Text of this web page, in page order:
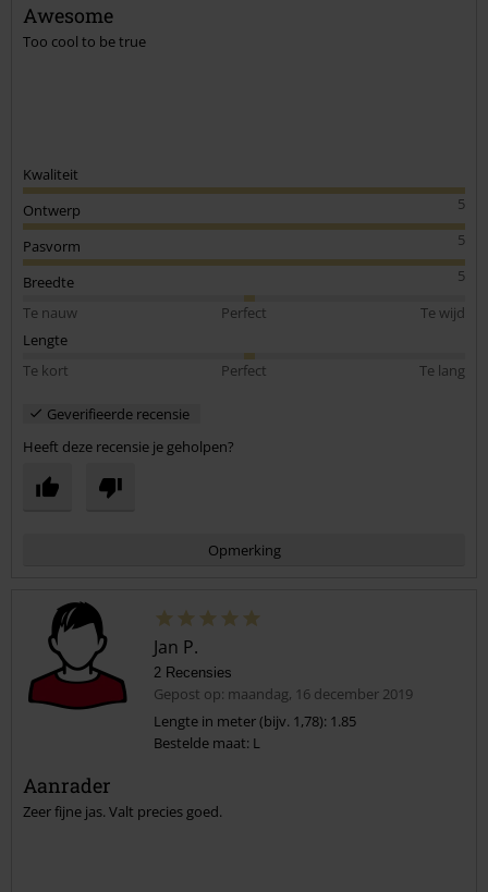
Commentaar versturen
Awesome
Too cool to be true
Kwaliteit
5
Ontwerp
5
Pasvorm
5
Breedte
Te nauw
Perfect
Te wijd
Lengte
Te kort
Perfect Te lang
Geverifieerde recensie
Heeft deze recensie je geholpen?
Opmerking
Commentaar versturen
Jan P.
2 Recensies
Gepost op: maandag, 16 december 2019
Lengte in meter (bijv. 1,78): 1.85
Bestelde maat: L
Aanrader
Zeer fijne jas. Valt precies goed.